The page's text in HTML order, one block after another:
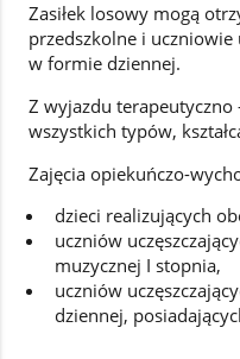
Zasiłek losowy mogą
przedszkolne i uczniowie
w formie dziennej.
Z wyjazdu terapeutyczno
wszystkich typów,
Zajęcia opiekuńczo-
dzieci realizujących
uczniów
muzycznej I stopnia,
uczniów
dziennej,